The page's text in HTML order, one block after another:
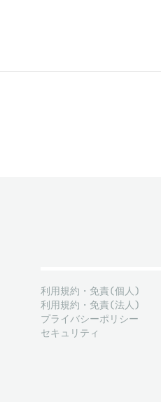
利用規約・免責(個人)
利用規約・免責(法人)
プライバシーポリシー
セキュリティ